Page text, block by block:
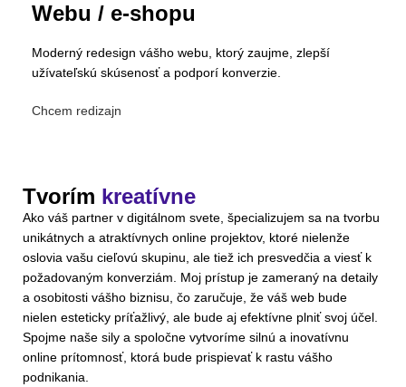
Webu / e-shopu
Moderný redesign vášho webu, ktorý zaujme, zlepší
užívateľskú skúsenosť a podporí konverzie.
Chcem redizajn
Tvorím kreatívne
Ako váš partner v digitálnom svete, špecializujem sa na tvorbu
unikátnych a atraktívnych online projektov, ktoré nielenže
oslovia vašu cieľovú skupinu, ale tiež ich presvedčia a viesť k
požadovaným konverziám. Moj prístup je zameraný na detaily
a osobitosti vášho biznisu, čo zaručuje, že váš web bude
nielen esteticky príťažlivý, ale bude aj efektívne plniť svoj účel.
Spojme naše sily a spoločne vytvoríme silnú a inovatívnu
online prítomnosť, ktorá bude prispievať k rastu vášho
podnikania.